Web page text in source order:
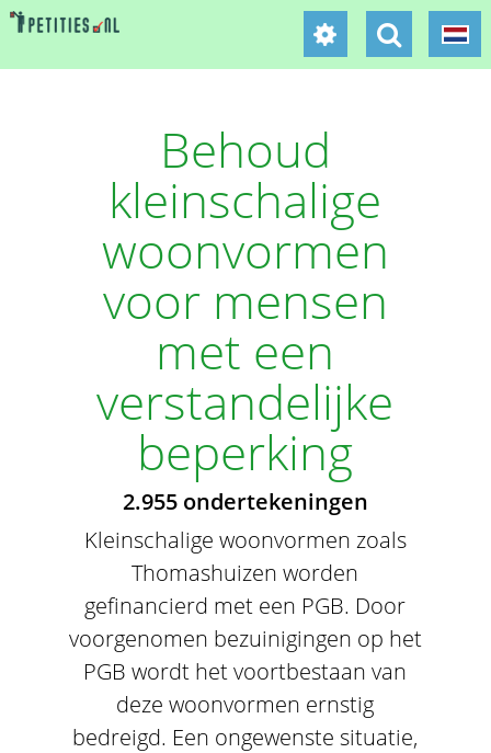
Behoud
kleinschalige
woonvormen
voor mensen
met een
verstandelijke
beperking
2.955 ondertekeningen
Kleinschalige woonvormen zoals
Thomashuizen worden
gefinancierd met een PGB. Door
voorgenomen bezuinigingen op het
PGB wordt het voortbestaan van
deze woonvormen ernstig
bedreigd. Een ongewenste situatie,